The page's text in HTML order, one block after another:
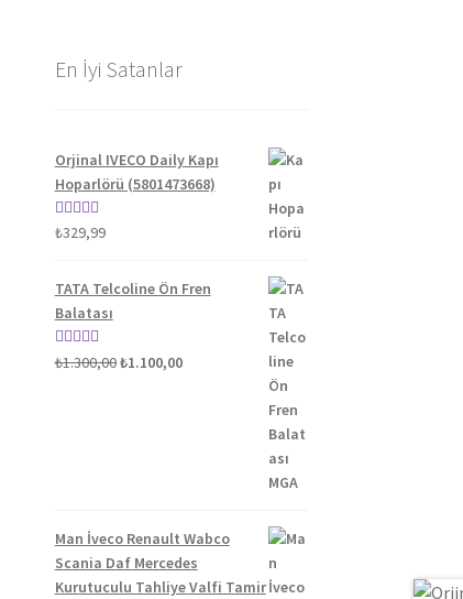
En İyi Satanlar
Orjinal IVECO Daily Kapı
Hoparlörü (5801473668)
5 üzerinden
₺329,99
TATA Telcoline Ön Fren
Balatası
5 üzerinden
₺1.300,00Orijinal
₺1.100,00Şu
Man İveco Renault Wabco
Scania Daf Mercedes
Kurutuculu Tahliye Valfi Tamir